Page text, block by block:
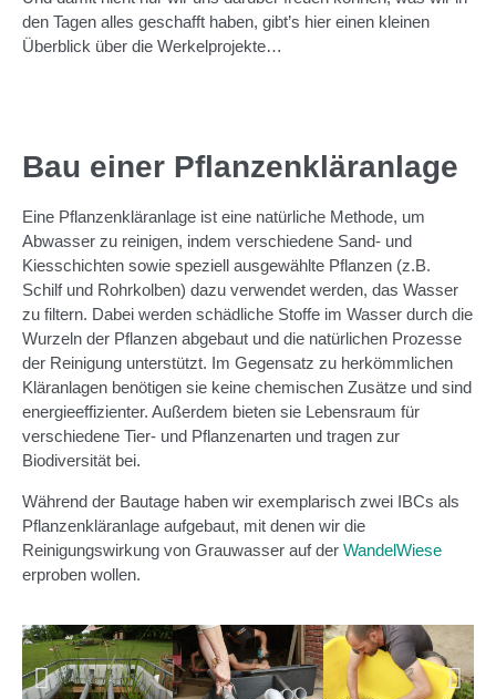
den Tagen alles geschafft haben, gibt’s hier einen kleinen
Überblick über die Werkelprojekte…
Bau einer Pflanzenkläranlage
Eine Pflanzenkläranlage ist eine natürliche Methode, um
Abwasser zu reinigen, indem verschiedene Sand- und
Kiesschichten sowie speziell ausgewählte Pflanzen (z.B.
Schilf und Rohrkolben) dazu verwendet werden, das Wasser
zu filtern. Dabei werden schädliche Stoffe im Wasser durch die
Wurzeln der Pflanzen abgebaut und die natürlichen Prozesse
der Reinigung unterstützt. Im Gegensatz zu herkömmlichen
Kläranlagen benötigen sie keine chemischen Zusätze und sind
energieeffizienter. Außerdem bieten sie Lebensraum für
verschiedene Tier- und Pflanzenarten und tragen zur
Biodiversität bei.
Während der Bautage haben wir exemplarisch zwei IBCs als
Pflanzenkläranlage aufgebaut, mit denen wir die
Reinigungswirkung von Grauwasser auf der WandelWiese
erproben wollen.